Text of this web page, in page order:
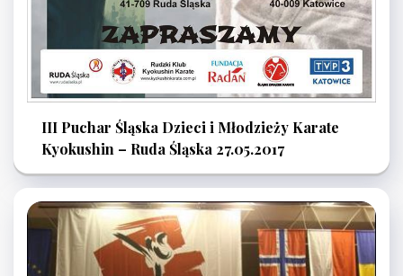
III Puchar Śląska Dzieci i Młodzieży Karate
Kyokushin – Ruda Śląska 27.05.2017